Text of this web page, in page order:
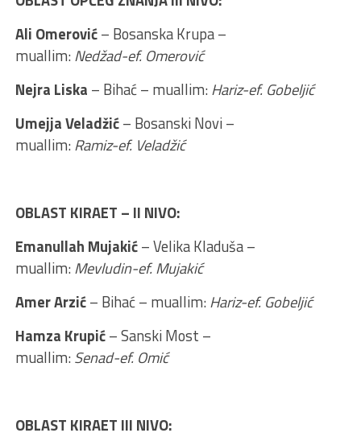
Ali Omerović– Bosanska Krupa –
muallim:Nedžad-ef. Omerović
Nejra Liska – Bihać – muallim:Hariz-ef. Gobeljić
Umejja Veladžić– Bosanski Novi –
muallim:Ramiz-ef. Veladžić
OBLAST KIRAET – II NIVO:
Emanullah Mujakić– Velika Kladuša –
muallim:Mevludin-ef. Mujakić
Amer Arzić– Bihać – muallim:Hariz-ef. Gobeljić
Hamza Krupić– Sanski Most –
muallim:Senad-ef. Omić
OBLAST KIRAET III NIVO: